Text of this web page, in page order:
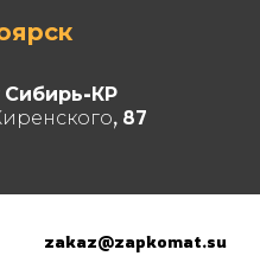
Сибирь-КР
87
zakaz@zapkomat.su